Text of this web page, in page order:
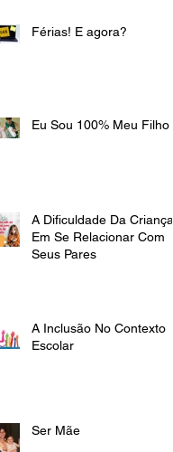
Férias! E agora?
Eu Sou 100% Meu Filho
A Dificuldade Da Criança
Em Se Relacionar Com
Seus Pares
A Inclusão No Contexto
Escolar
Ser Mãe